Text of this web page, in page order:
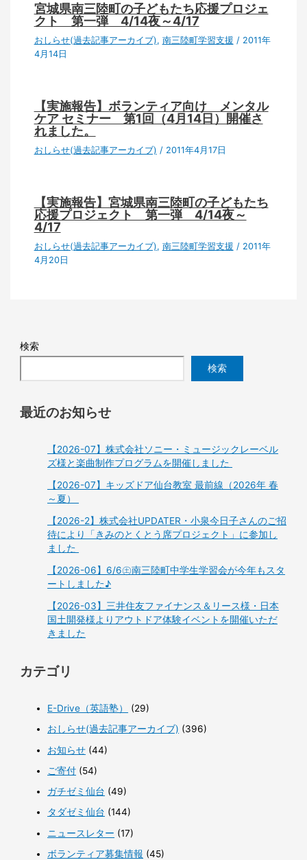
宮城県南三陸町の子どもたち応援プロジェ
クト 第一弾 4/14夜～4/17
おしらせ(過去記事アーカイブ), 南三陸町学習支援 / 2011年
4月14日
【実施報告】ボランティア向け メンタル
ケア セミナー 第1回（4月14日）開催さ
れました。
おしらせ(過去記事アーカイブ) / 2011年4月17日
【実施報告】宮城県南三陸町の子どもたち
応援プロジェクト 第一弾 4/14夜～
4/17
おしらせ(過去記事アーカイブ), 南三陸町学習支援 / 2011年
4月20日
検索
検索
最近のお知らせ
【2026-07】株式会社ソニー・ミュージックレーベル
ズ様と楽曲制作プログラムを開催しました
【2026-07】キッズドア仙台教室 最前線（2026年 春
～夏）
【2026-2】株式会社UPDATER・小泉今日子さんのご招
待により「きみのとくとう席プロジェクト」に参加し
ました
【2026-06】6/6㊏南三陸町中学生学習会が今年もスタ
ートしました♪
【2026-03】三井住友ファイナンス＆リース様・日本
国土開発様よりアウトドア体験イベントを開催いただ
きました
カテゴリ
E-Drive（英語塾）
(29)
おしらせ(過去記事アーカイブ) (396)
お知らせ (44)
ご寄付 (54)
ガチゼミ仙台 (49)
タダゼミ仙台 (144)
ニュースレター (17)
ボランティア募集情報 (45)